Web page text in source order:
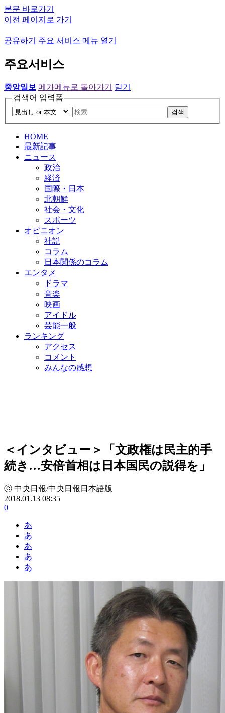
본문 바로가기
이전 페이지로 가기
공유하기 주요 서비스 메뉴 열기
주요서비스
중앙일보 메가메뉴로 돌아가기
닫기
검색어 입력폼
검색
HOME
最新記事
ニュース
政治
経済
国際・日本
北朝鮮
社会・文化
スポーツ
オピニオン
社説
コラム
日本関係のコラム
エンタメ
ドラマ
音楽
映画
アイドル
芸能一般
ランキング
アクセス
コメント
みんなの感想
＜インタビュー＞「文政権は民主的手
続き…安倍首相は日本国民の説得を」
ⓒ 中央日報/中央日報日本語版
2018.01.13 08:35
0
あ
あ
あ
あ
あ